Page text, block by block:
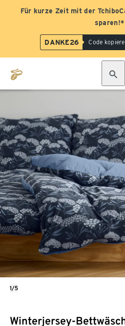
Für kurze Zeit mit der
sparen!*
DANKE26 Code
Winterjersey-
1/5